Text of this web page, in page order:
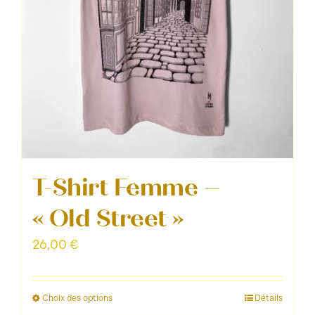
page
du
produit
T-Shirt Femme –
« Old Street »
26,00 €
Choix des optionsCe
Détails